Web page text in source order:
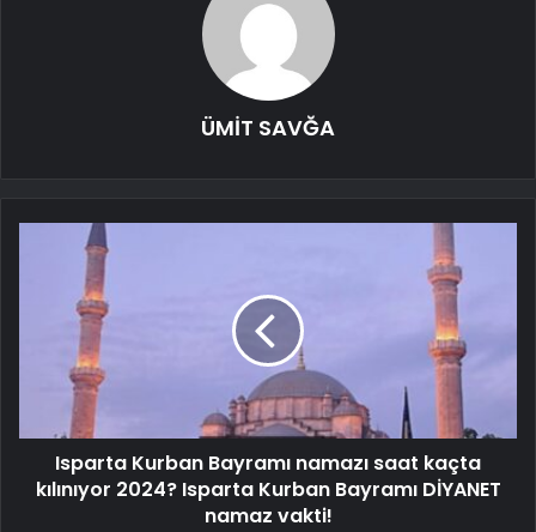
ÜMİT SAVĞA
Isparta Kurban Bayramı namazı saat kaçta
kılınıyor 2024? Isparta Kurban Bayramı DİYANET
namaz vakti!